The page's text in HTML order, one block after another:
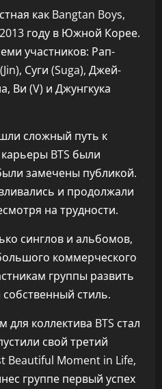
как Bangtan Boys,
году в Южной Корее.
участников: Рап-
Суги (Suga), Джей-
Ви (V) и Джунгкука
сложный путь к
BTS были
замечены публикой.
и продолжали
на трудности.
синглов и альбомов,
коммерческого
группы развить
собственный стиль.
коллектива BTS стал
свой третий
Beautiful Moment in Life,
группе первый успех